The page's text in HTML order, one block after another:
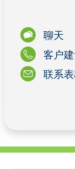
聊天
客户
联系